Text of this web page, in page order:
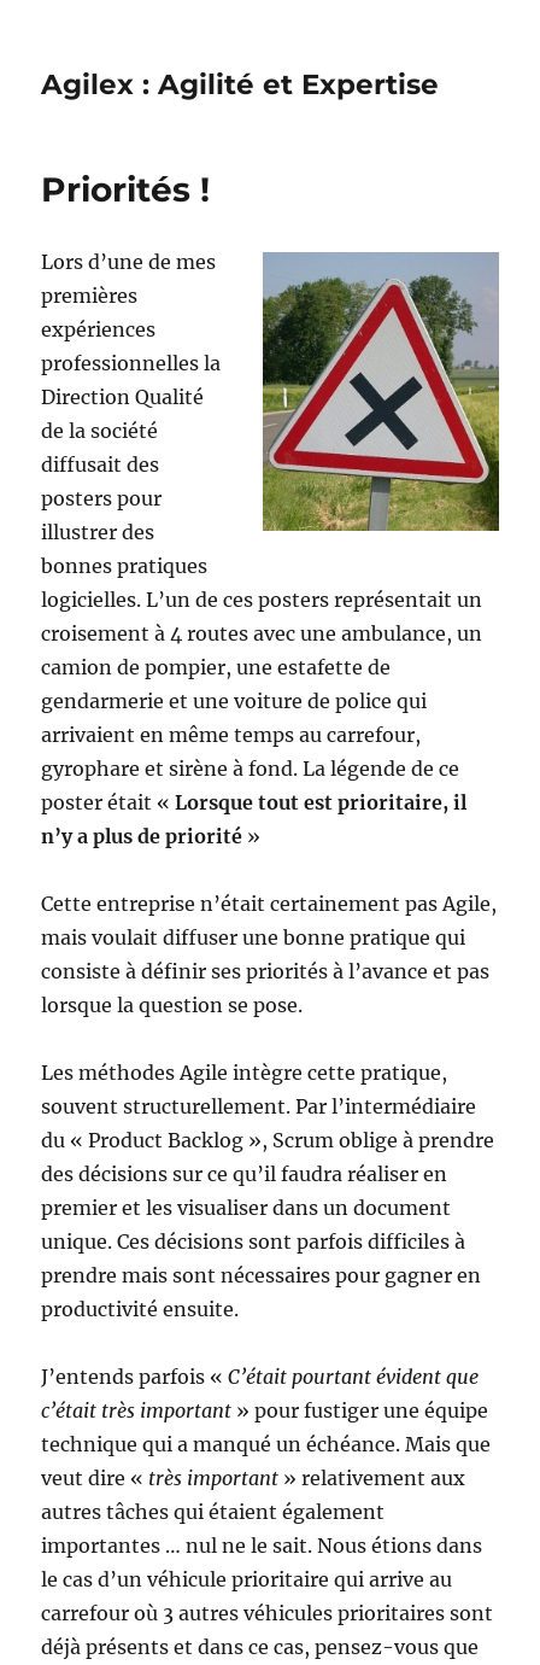
Agilex : Agilité et Expertise
Priorités !
Lors d’une de mes
premières
expériences
professionnelles la
Direction Qualité
de la société
diffusait des
posters pour
illustrer des
bonnes pratiques
logicielles. L’un de ces posters représentait un
croisement à 4 routes avec une ambulance, un
camion de pompier, une estafette de
gendarmerie et une voiture de police qui
arrivaient en même temps au carrefour,
gyrophare et sirène à fond. La légende de ce
poster était «Lorsque tout est prioritaire, il
n’y a plus de priorité »
Cette entreprise n’était certainement pas Agile,
mais voulait diffuser une bonne pratique qui
consiste à définir ses priorités à l’avance et pas
lorsque la question se pose.
Les méthodes Agile intègre cette pratique,
souvent structurellement. Par l’intermédiaire
du « Product Backlog », Scrum oblige à prendre
des décisions sur ce qu’il faudra réaliser en
premier et les visualiser dans un document
unique. Ces décisions sont parfois difficiles à
prendre mais sont nécessaires pour gagner en
productivité ensuite.
J’entends parfois «C’était pourtant évident que
c’était très important » pour fustiger une équipe
technique qui a manqué un échéance. Mais que
veut dire « très important » relativement aux
autres tâches qui étaient également
importantes … nul ne le sait. Nous étions dans
le cas d’un véhicule prioritaire qui arrive au
carrefour où 3 autres véhicules prioritaires sont
déjà présents et dans ce cas, pensez-vous que